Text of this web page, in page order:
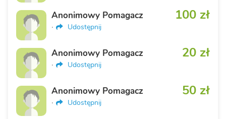
100 zł
Anonimowy Pomagacz
· Udostępnij
20 zł
Anonimowy Pomagacz
· Udostępnij
50 zł
Anonimowy Pomagacz
· Udostępnij